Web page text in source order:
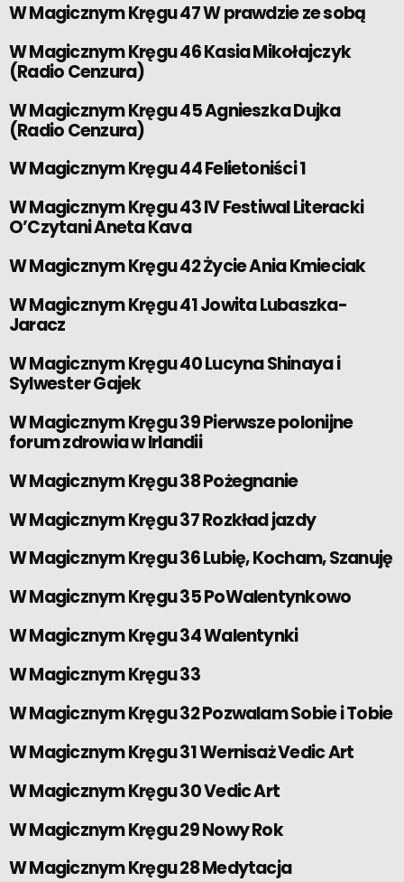
W Magicznym Kręgu 47 W prawdzie ze sobą
W Magicznym Kręgu 46 Kasia Mikołajczyk
(Radio Cenzura)
W Magicznym Kręgu 45 Agnieszka Dujka
(Radio Cenzura)
W Magicznym Kręgu 44 Felietoniści 1
W Magicznym Kręgu 43 IV Festiwal Literacki
O’Czytani Aneta Kava
W Magicznym Kręgu 42 Życie Ania Kmieciak
W Magicznym Kręgu 41 Jowita Lubaszka-
Jaracz
W Magicznym Kręgu 40 Lucyna Shinaya i
Sylwester Gajek
W Magicznym Kręgu 39 Pierwsze polonijne
forum zdrowia w Irlandii
W Magicznym Kręgu 38 Pożegnanie
W Magicznym Kręgu 37 Rozkład jazdy
W Magicznym Kręgu 36 Lubię, Kocham, Szanuję
W Magicznym Kręgu 35 PoWalentynkowo
W Magicznym Kręgu 34 Walentynki
W Magicznym Kręgu 33
W Magicznym Kręgu 32 Pozwalam Sobie i Tobie
W Magicznym Kręgu 31 Wernisaż Vedic Art
W Magicznym Kręgu 30 Vedic Art
W Magicznym Kręgu 29 Nowy Rok
W Magicznym Kręgu 28 Medytacja